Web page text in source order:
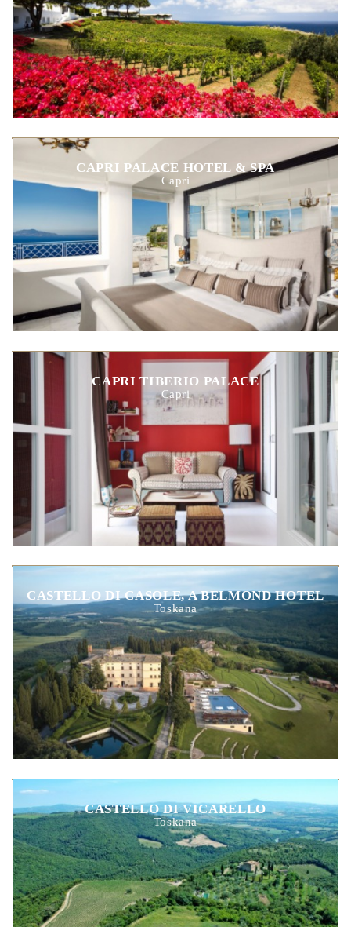
CAPRI PALACE HOTEL & SPA
Capri
CAPRI TIBERIO PALACE
Capri
CASTELLO DI CASOLE, A BELMOND HOTEL
Toskana
CASTELLO DI VICARELLO
Toskana